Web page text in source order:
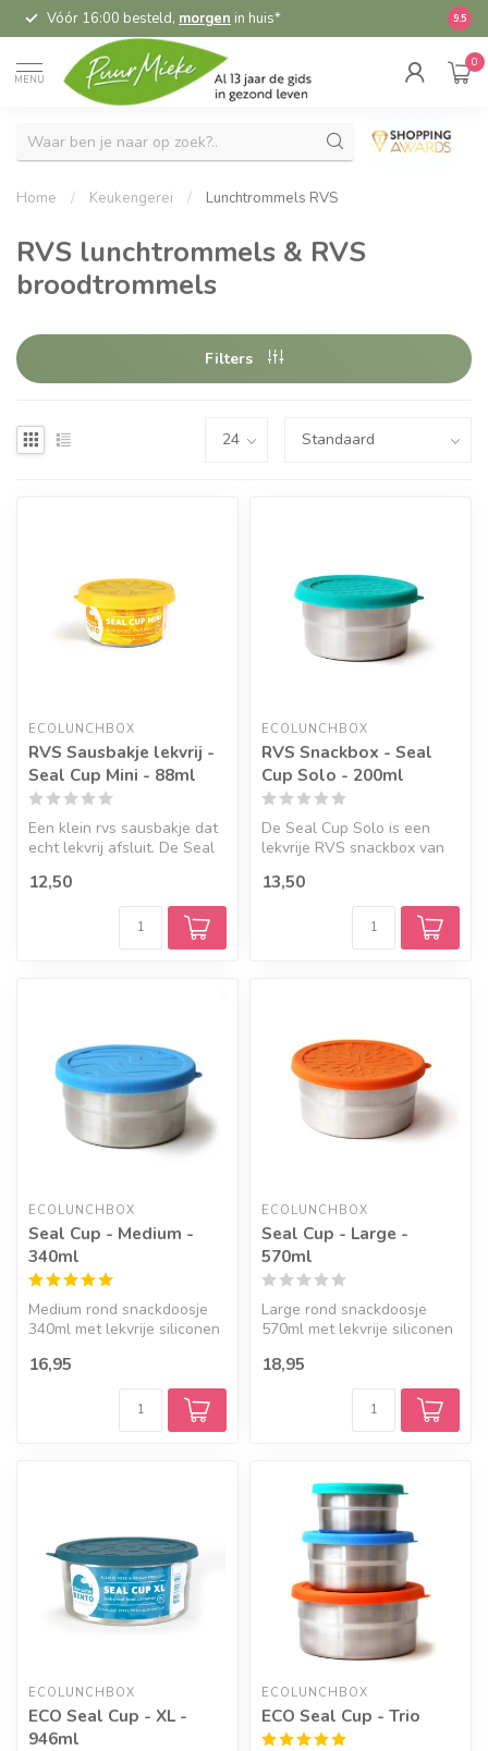
Vóór 16:00 besteld, morgen in huis* 9.5
MENU
0
Home / Keukengerei / Lunchtrommels RVS
RVS lunchtrommels & RVS
broodtrommels
Filters
ECOLUNCHBOX
RVS Sausbakje lekvrij -
Seal Cup Mini - 88ml
Een klein rvs sausbakje dat
echt lekvrij afsluit. De Seal
12,50
ECOLUNCHBOX
RVS Snackbox - Seal
Cup Solo - 200ml
De Seal Cup Solo is een
lekvrije RVS snackbox van
roest...
13,50
ECOLUNCHBOX
Seal Cup - Medium -
340ml
Medium rond snackdoosje
340ml met lekvrije siliconen
16,95
ECOLUNCHBOX
Seal Cup - Large -
570ml
Large rond snackdoosje
570ml met lekvrije siliconen
18,95
ECOLUNCHBOX
ECO Seal Cup - XL -
946ml
ECOLUNCHBOX
ECO Seal Cup - Trio